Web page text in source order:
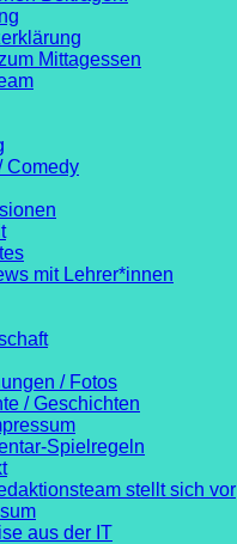
Mittagessen
Comedy
mit Lehrer*innen
/ Fotos
/ Geschichten
Spielregeln
stellt sich vor
aus der IT